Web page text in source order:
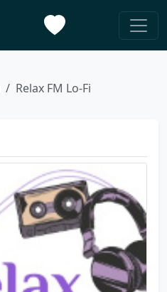
Relax FM Lo-Fi